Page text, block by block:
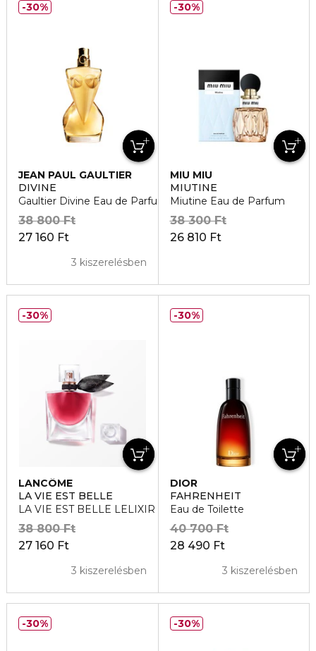
JEAN PAUL GAULTIER
DIVINE
Gaultier Divine Eau de Parfum
27 160 Ft
38 800 Ft
3 kiszerelésben
30%
MIU MIU
MIUTINE
Miutine Eau de Parfum
26 810 Ft
38 300 Ft
30%
LANCÔME
LA VIE EST BELLE
LA VIE EST BELLE LELIXIR Eau de Parfum
27 160 Ft
38 800 Ft
3 kiszerelésben
30%
DIOR
FAHRENHEIT
Eau de Toilette
28 490 Ft
40 700 Ft
3 kiszerelésben
30%
30% 30%